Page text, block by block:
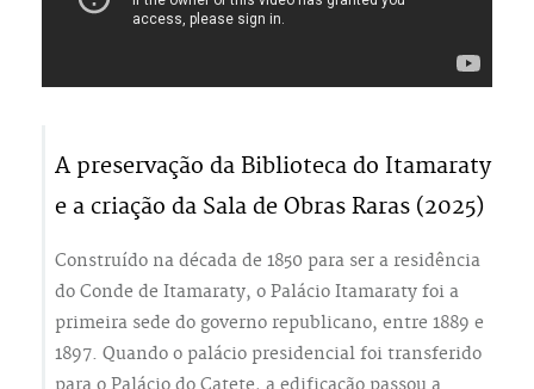
A preservação da Biblioteca do Itamaraty
e a criação da Sala de Obras Raras (2025)
Construído na década de 1850 para ser a residência
do Conde de Itamaraty, o Palácio Itamaraty foi a
primeira sede do governo republicano, entre 1889 e
1897. Quando o palácio presidencial foi transferido